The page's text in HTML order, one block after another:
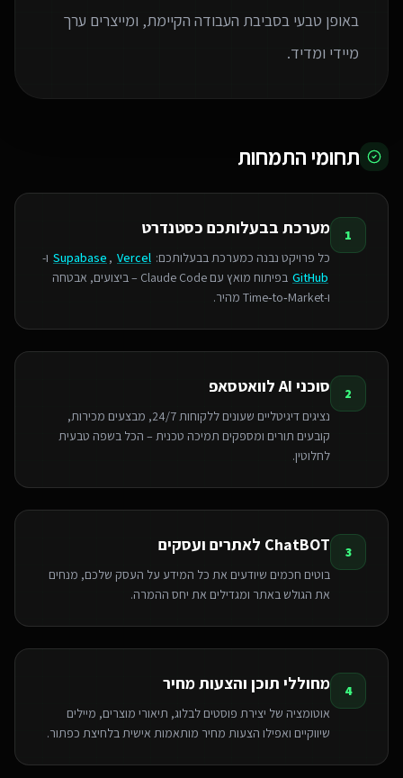
באופן טבעי בסביבת העבודה הקיימת, ומייצרים ערך
מיידי ומדיד.
תחומי התמחות
1 מערכת בבעלותכם כסטנדרט
כל פרויקט נבנה כמערכת בבעלותכם: Supabase , Vercel
ו-
GitHub
בפיתוח מואץ עם Claude Code – ביצועים, אבטחה
ו‑Time‑to‑Market מהיר.
2 סוכני AI לוואטסאפ
נציגים דיגיטליים שעונים ללקוחות 24/7, מבצעים מכירות,
קובעים תורים ומספקים תמיכה טכנית – הכל בשפה טבעית
לחלוטין.
3 ChatBOT לאתרים ועסקים
בוטים חכמים שיודעים את כל המידע על העסק שלכם, מנחים
את הגולש באתר ומגדילים את יחס ההמרה.
4 מחוללי תוכן והצעות מחיר
אוטומציה של יצירת פוסטים לבלוג, תיאורי מוצרים, מיילים
שיווקיים ואפילו הצעות מחיר מותאמות אישית בלחיצת כפתור.